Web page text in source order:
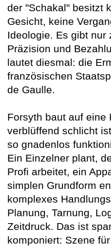
der "Schakal" besitzt
Gesicht, keine
Ideologie. Es gibt nur
Präzision und
lautet diesmal: die
französischen
de Gaulle.
Forsyth baut auf eine
verblüffend schlicht
so gnadenlos
Ein Einzelner plant,
Profi arbeitet, ein
simplen Grundform
komplexes
Planung, Tarnung,
Zeitdruck. Das ist
komponiert: Szene